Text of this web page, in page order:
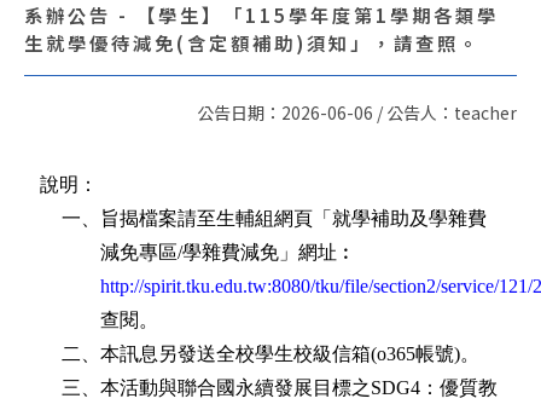
系辦公告 - 【學生】「115學年度第1學期各類學
生就學優待減免(含定額補助)須知」，請查照。
公告日期：2026-06-06 / 公告人：teacher
說明：
一、旨揭檔案請至生輔組網頁「就學補助及學雜費
減免專區/學雜費減免」網址︰
http://spirit.tku.edu.tw:8080/tku/file/section2/service/121/
查閱。
二、本訊息另發送全校學生校級信箱(o365帳號)。
三、本活動與聯合國永續發展目標之SDG4 ：優質教